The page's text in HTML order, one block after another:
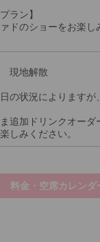
ラン】
ドのショーをお楽し
現地解散
の状況によりますが
追加ドリンクオーダ
しみください。
料金・空席カレンダ